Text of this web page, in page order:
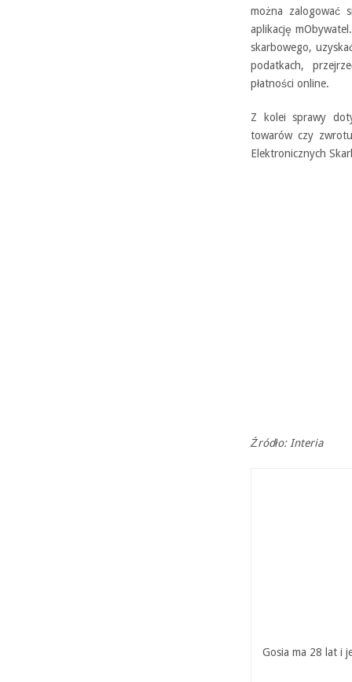
można zalogować
aplikację
skarbowego,
podatkach,
płatności online.
Z kolei sprawy
towarów czy
Elektronicznych
Źródło: Interia
Gosia ma 28 lat i